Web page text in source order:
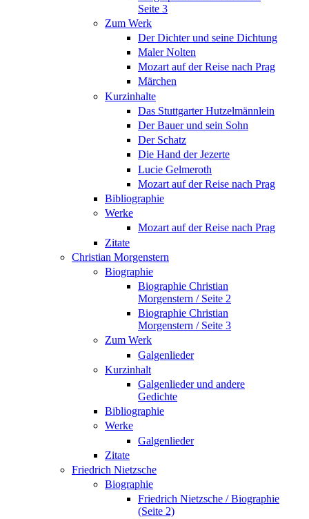
Seite 3
Zum Werk
Der Dichter und seine Dichtung
Maler Nolten
Mozart auf der Reise nach Prag
Märchen
Kurzinhalte
Das Stuttgarter Hutzelmännlein
Der Bauer und sein Sohn
Der Schatz
Die Hand der Jezerte
Lucie Gelmeroth
Mozart auf der Reise nach Prag
Bibliographie
Werke
Mozart auf der Reise nach Prag
Zitate
Christian Morgenstern
Biographie
Biographie Christian
Morgenstern / Seite 2
Biographie Christian
Morgenstern / Seite 3
Zum Werk
Galgenlieder
Kurzinhalt
Galgenlieder und andere
Gedichte
Bibliographie
Werke
Galgenlieder
Zitate
Friedrich Nietzsche
Biographie
Friedrich Nietzsche / Biographie
(Seite 2)